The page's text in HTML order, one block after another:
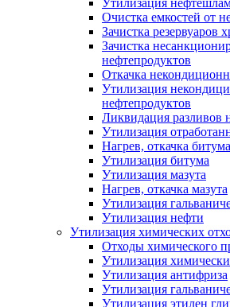
Утилизация
Очистка емкостей от
Зачистка резервуаров
Зачистка
нефтепродуктов
Откачка
Утилизация
нефтепродуктов
Ликвидация разливов
Утилизация
Нагрев, откачка битума
Утилизация битума
Утилизация мазута
Нагрев, откачка мазута
Утилизация
Утилизация нефти
Утилизация химических
Отходы химического
Утилизация
Утилизация антифриза
Утилизация
Утилизация этилен